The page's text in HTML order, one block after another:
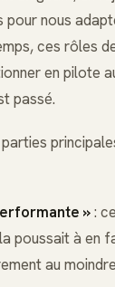
nous
ces rôles
en pilote
passé.
»:
poussait à en
au